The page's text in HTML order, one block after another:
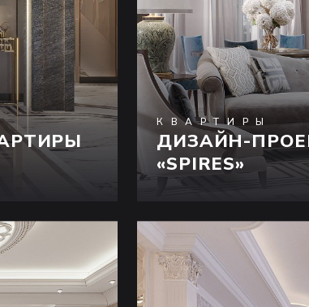
КВАРТИРЫ
ДИЗАЙН-
«SPIRES»